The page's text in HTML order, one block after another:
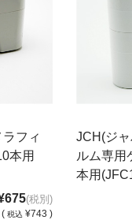
フィ
本用
(税別)
(税込 ¥743 )
JCH(ジ
ルム専
本用